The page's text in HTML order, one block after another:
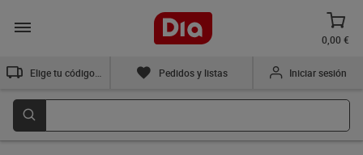
0,00 €
Pedidos y listas Iniciar sesión